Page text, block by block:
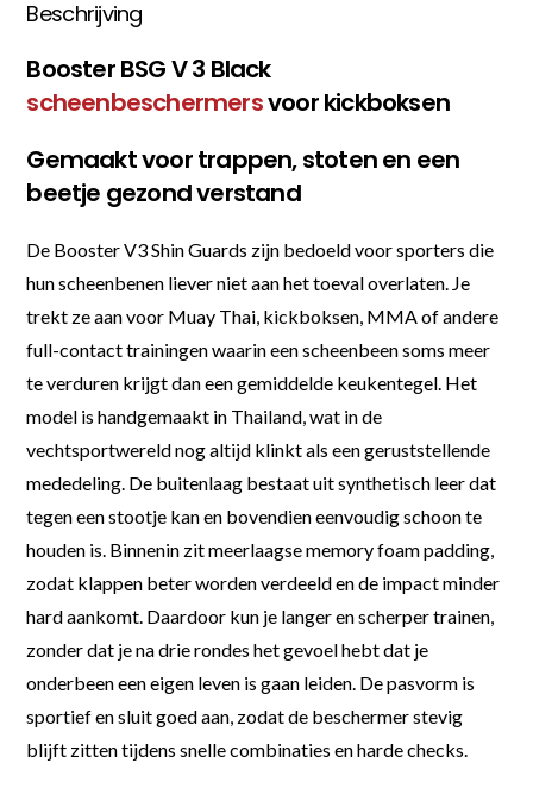
Beschrijving
Booster BSG V 3 Black
scheenbeschermersvoor kickboksen
Gemaakt voor trappen, stoten en een
beetje gezond verstand
De Booster V3 Shin Guards zijn bedoeld voor sporters die
hun scheenbenen liever niet aan het toeval overlaten. Je
trekt ze aan voor Muay Thai, kickboksen, MMA of andere
full-contact trainingen waarin een scheenbeen soms meer
te verduren krijgt dan een gemiddelde keukentegel. Het
model is handgemaakt in Thailand, wat in de
vechtsportwereld nog altijd klinkt als een geruststellende
mededeling. De buitenlaag bestaat uit synthetisch leer dat
tegen een stootje kan en bovendien eenvoudig schoon te
houden is. Binnenin zit meerlaagse memory foam padding,
zodat klappen beter worden verdeeld en de impact minder
hard aankomt. Daardoor kun je langer en scherper trainen,
zonder dat je na drie rondes het gevoel hebt dat je
onderbeen een eigen leven is gaan leiden. De pasvorm is
sportief en sluit goed aan, zodat de beschermer stevig
blijft zitten tijdens snelle combinaties en harde checks.